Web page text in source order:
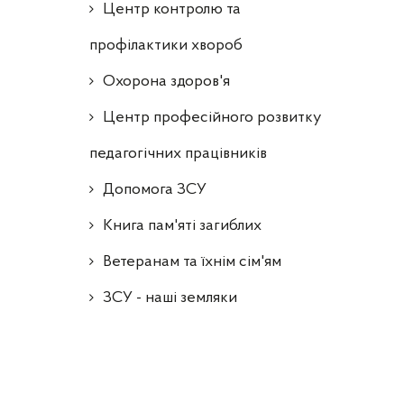
Центр контролю та
профілактики хвороб
Охорона здоров'я
Центр професійного розвитку
педагогічних працівників
Допомога ЗСУ
Книга пам'яті загиблих
Ветеранам та їхнім сім'ям
ЗСУ - наші земляки